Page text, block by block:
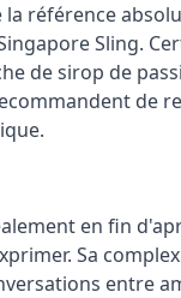
la référence
Sling.
de sirop de
de
en fin
Sa
entre